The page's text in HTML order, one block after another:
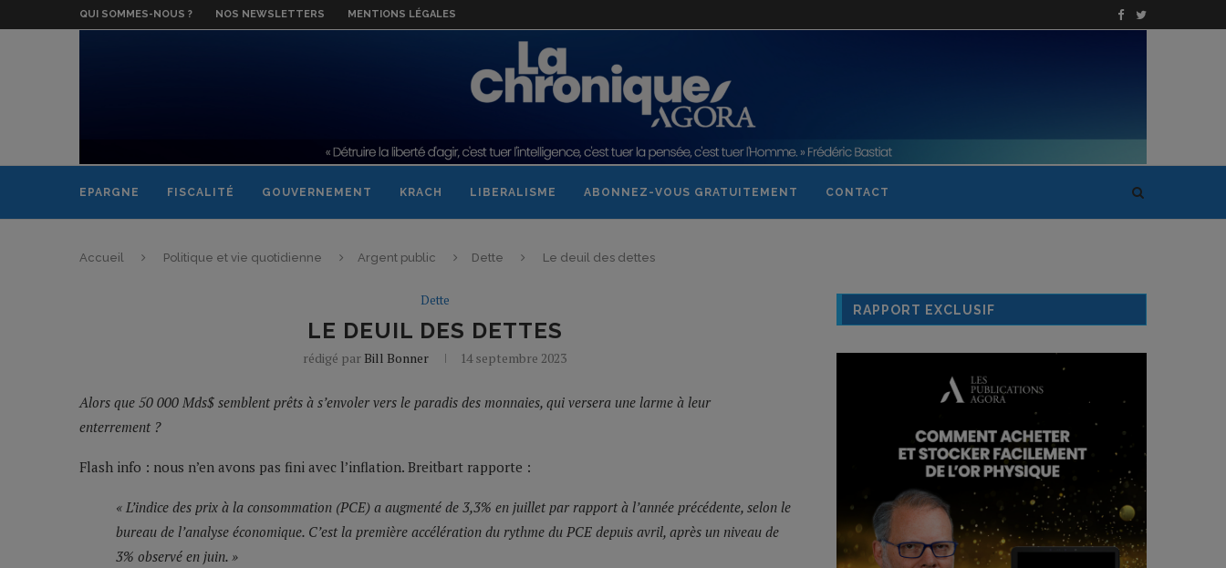
QUI SOMMES-NOUS ? NOS NEWSLETTERS MENTIONS LÉGALES
EPARGNE FISCALITÉ GOUVERNEMENT KRACH LIBERALISME ABONNEZ-VOUS GRATUITEMENT CONTACT
Accueil Politique et vie quotidienne Argent public Dette Le deuil des dettes
Dette
LE DEUIL DES DETTES
rédigé par Bill Bonner 14 septembre 2023
Alors que 50 000 Mds$ semblent prêts à s’envoler vers le paradis des monnaies, qui versera une larme à leur
enterrement ?
Flash info : nous n’en avons pas fini avec l’inflation. Breitbart rapporte :
« L’indice des prix à la consommation (PCE) a augmenté de 3,3% en juillet par rapport à l’année précédente, selon le
bureau de l’analyse économique. C’est la première accélération du rythme du PCE depuis avril, après un niveau de
3% observé en juin. »
RAPPORT EXCLUSIF